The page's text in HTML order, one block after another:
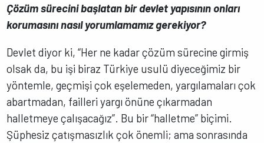
Çözüm sürecini başlatan bir devlet yapısının onları
korumasını nasıl yorumlamamız gerekiyor?
Devlet diyor ki, “Her ne kadar çözüm sürecine girmiş
olsak da, bu işi biraz Türkiye usulü diyeceğimiz bir
yöntemle, geçmişi çok eşelemeden, yargılamaları çok
abartmadan, failleri yargı önüne çıkarmadan
halletmeye çalışacağız”. Bu bir “halletme” biçimi.
Şüphesiz çatışmasızlık çok önemli; ama sonrasında